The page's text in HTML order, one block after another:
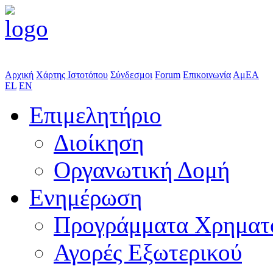
Αρχική Χάρτης Ιστοτόπου Σύνδεσμοι Forum Επικοινωνία ΑμΕΑ
EL EN
Επιμελητήριο
Διοίκηση
Οργανωτική Δομή
Ενημέρωση
Προγράμματα
Αγορές Εξωτερικού